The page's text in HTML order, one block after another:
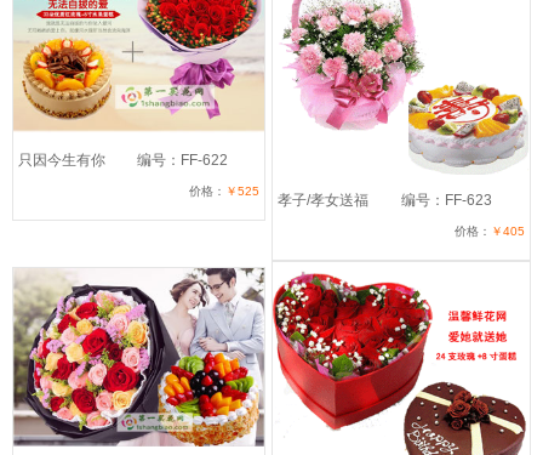
只因今生有你 编号：FF-622
价格： ￥525 孝子/孝女送福 编号：FF-623
价格： ￥405